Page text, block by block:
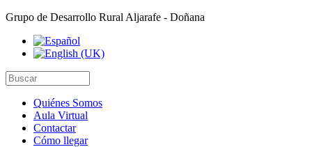
Grupo de Desarrollo Rural Aljarafe - Doñana
Quiénes Somos
Aula Virtual
Contactar
Cómo llegar